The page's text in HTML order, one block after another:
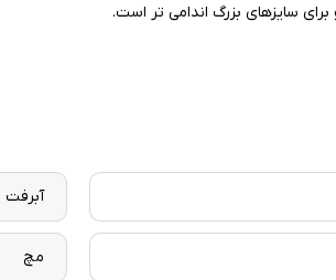
سایزهای بزرگ اندامی تر است.
آبرفت
مچ